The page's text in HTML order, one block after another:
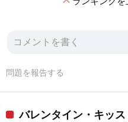
問題を報告する
バレンタイン・キッス